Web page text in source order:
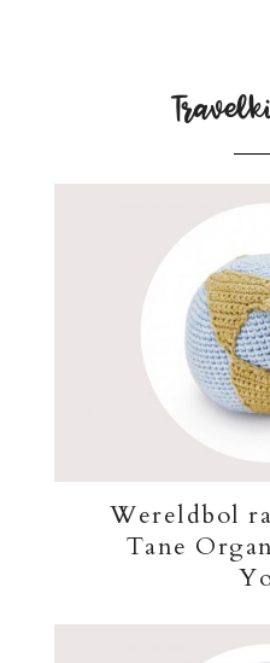
Wereldbol
Tane